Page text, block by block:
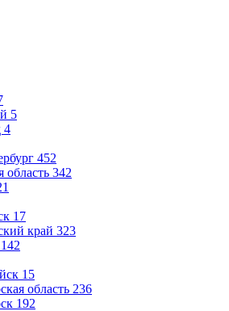
5
4
452
область 342
17
край 323
142
15
область 236
192